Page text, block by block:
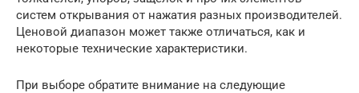
систем открывания от нажатия разных производителей.
Ценовой диапазон может также отличаться, как и
некоторые технические характеристики.
При выборе обратите внимание на следующие